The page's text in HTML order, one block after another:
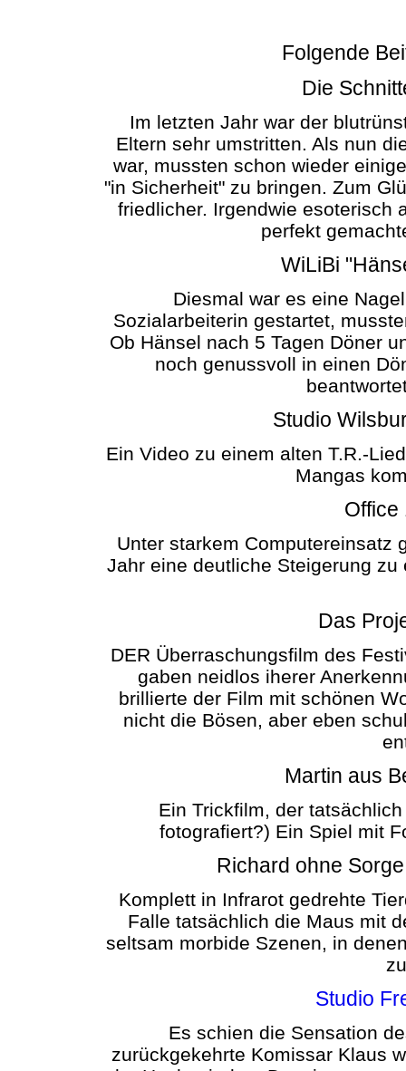
Folgende
Die
Im letzten Jahr war der
Eltern sehr umstritten. Als nun
war, mussten schon wieder
"in Sicherheit" zu bringen. Zum
friedlicher. Irgendwie esoterisch
perfekt
WiLiBi
Diesmal war es eine
Sozialarbeiterin gestartet,
Ob Hänsel nach 5 Tagen Döner
noch genussvoll in einen
Studio
Ein Video zu einem alten T.R.-
Mangas
Office
Unter starkem Computereinsatz
Jahr eine deutliche Steigerung
Das
DER Überraschungsfilm des
gaben neidlos iherer
brillierte der Film mit schönen
nicht die Bösen, aber eben
Martin aus
Ein Trickfilm, der
fotografiert?) Ein Spiel mit
Richard ohne
Komplett in Infrarot gedrehte
Falle tatsächlich die Maus mit
seltsam morbide Szenen, in
Studio
Es schien die Sensation
zurückgekehrte Komissar Klaus